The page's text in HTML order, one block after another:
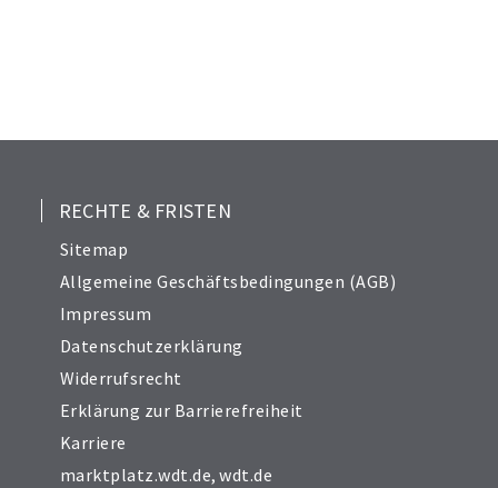
RECHTE & FRISTEN
Sitemap
Allgemeine Geschäftsbedingungen (AGB)
Impressum
Datenschutzerklärung
Widerrufsrecht
Erklärung zur Barrierefreiheit
Karriere
marktplatz.wdt.de,wdt.de